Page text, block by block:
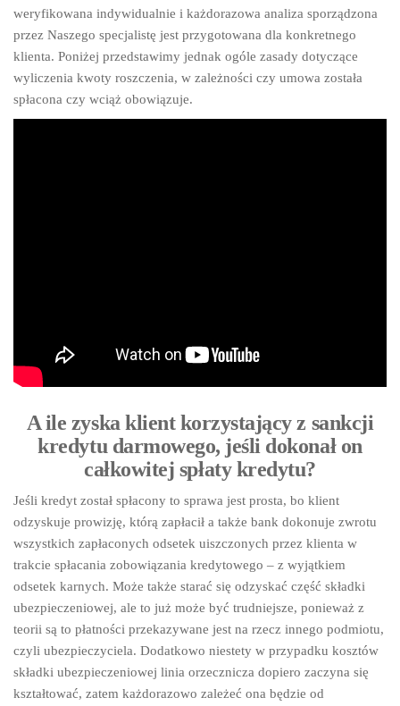
weryfikowana indywidualnie i każdorazowa analiza sporządzona
przez Naszego specjalistę jest przygotowana dla konkretnego
klienta. Poniżej przedstawimy jednak ogóle zasady dotyczące
wyliczenia kwoty roszczenia, w zależności czy umowa została
spłacona czy wciąż obowiązuje.
A ile zyska klient korzystający z sankcji
kredytu darmowego, jeśli dokonał on
całkowitej spłaty kredytu?
Jeśli kredyt został spłacony to sprawa jest prosta, bo klient
odzyskuje prowizję, którą zapłacił a także bank dokonuje zwrotu
wszystkich zapłaconych odsetek uiszczonych przez klienta w
trakcie spłacania zobowiązania kredytowego – z wyjątkiem
odsetek karnych. Może także starać się odzyskać część składki
ubezpieczeniowej, ale to już może być trudniejsze, ponieważ z
teorii są to płatności przekazywane jest na rzecz innego podmiotu,
czyli ubezpieczyciela. Dodatkowo niestety w przypadku kosztów
składki ubezpieczeniowej linia orzecznicza dopiero zaczyna się
kształtować, zatem każdorazowo zależeć ona będzie od